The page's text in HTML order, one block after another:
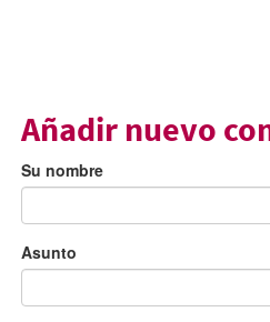
Añadir nuevo
Su nombre
Asunto